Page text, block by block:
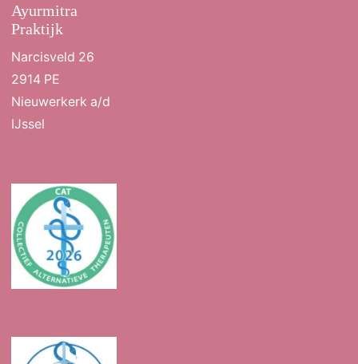
Ayurmitra
Praktijk
Narcisveld 26
2914 PE
Nieuwerkerk a/d
IJssel